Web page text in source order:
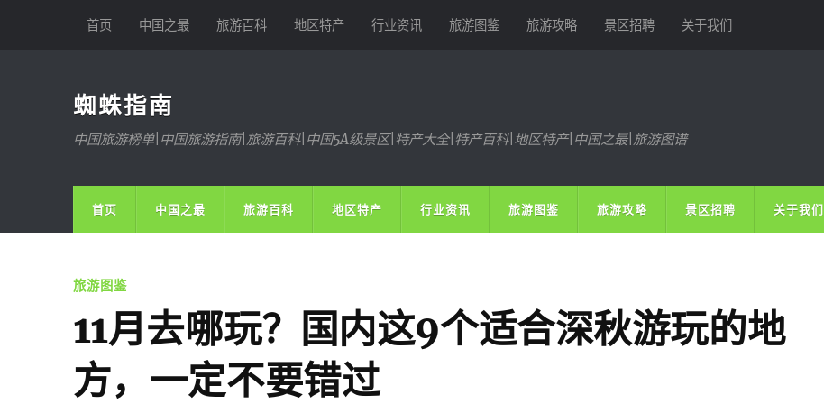
首页 中国之最 旅游百科 地区特产 行业资讯 旅游图鉴 旅游攻略 景区招聘 关于我们
蜘蛛指南
中国旅游榜单|中国旅游指南|旅游百科|中国5A级景区|特产大全|特产百科|地区特产|中国之最|旅游图谱
首页 中国之最 旅游百科 地区特产 行业资讯 旅游图鉴 旅游攻略 景区招聘 关于我们
旅游图鉴
11月去哪玩？国内这9个适合深秋游玩的地
方，一定不要错过